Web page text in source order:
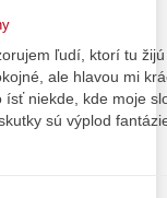
ľudí, ktorí tu
ale hlavou mi
niekde, kde moje
sú výplod